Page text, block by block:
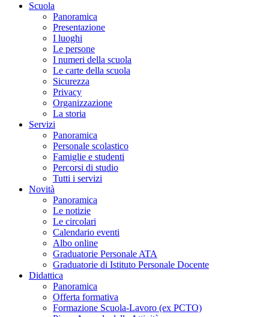
Scuola
Panoramica
Presentazione
I luoghi
Le persone
I numeri della scuola
Le carte della scuola
Sicurezza
Privacy
Organizzazione
La storia
Servizi
Panoramica
Personale scolastico
Famiglie e studenti
Percorsi di studio
Tutti i servizi
Novità
Panoramica
Le notizie
Le circolari
Calendario eventi
Albo online
Graduatorie Personale ATA
Graduatorie di Istituto Personale Docente
Didattica
Panoramica
Offerta formativa
Formazione Scuola-Lavoro (ex PCTO)